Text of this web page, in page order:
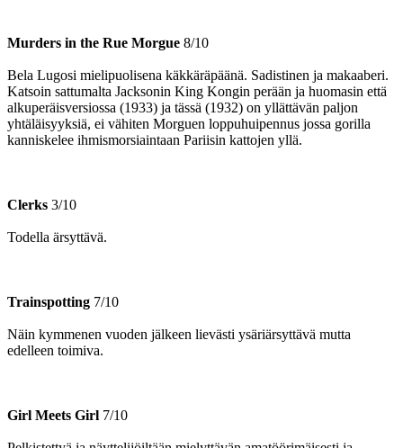
Murders in the Rue Morgue 8/10
Bela Lugosi mielipuolisena käkkäräpäänä. Sadistinen ja makaaberi.
Katsoin sattumalta Jacksonin King Kongin perään ja huomasin että
alkuperäisversiossa (1933) ja tässä (1932) on yllättävän paljon
yhtäläisyyksiä, ei vähiten Morguen loppuhuipennus jossa gorilla
kanniskelee ihmismorsiaintaan Pariisin kattojen yllä.
Clerks 3/10
Todella ärsyttävä.
Trainspotting 7/10
Näin kymmenen vuoden jälkeen lievästi ysäriärsyttävä mutta
edelleen toimiva.
Girl Meets Girl 7/10